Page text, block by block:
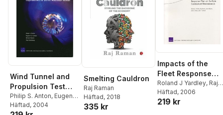
Wind Tunnel and
Propulsion Test
Facilities
Philip S. Anton, Eugene
Gritton, Richard Mesic
Häftad, 2004
Smelting Cauldron
Raj Raman
Häftad, 2018
335 kr
Impacts of the
Fleet Response
Plan on Surface
Combatant
Maintenance
Roland J Yardley, Raj
Raman, Jessie Riposo
James Chiesa
Häftad, 2006
219 kr